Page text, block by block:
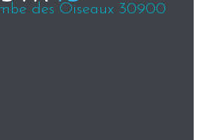
des Oiseaux 30900